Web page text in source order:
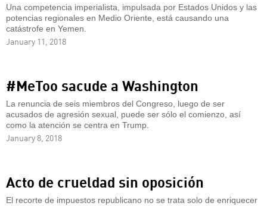
Una competencia imperialista, impulsada por Estados Unidos y las
potencias regionales en Medio Oriente, está causando una
catástrofe en Yemen.
January 11, 2018
#MeToo sacude a Washington
La renuncia de seis miembros del Congreso, luego de ser
acusados de agresión sexual, puede ser sólo el comienzo, así
como la atención se centra en Trump.
January 8, 2018
Acto de crueldad sin oposición
El recorte de impuestos republicano no se trata solo de enriquecer